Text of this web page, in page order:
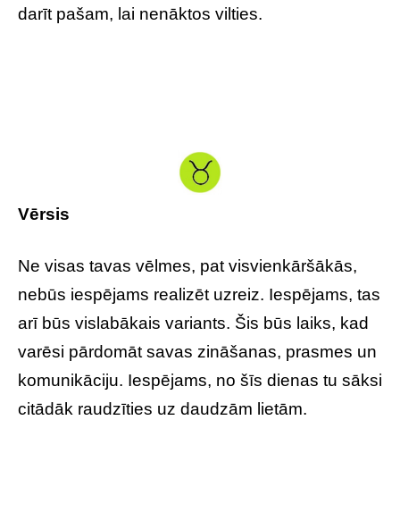
darīt pašam, lai nenāktos vilties.
Vērsis
Ne visas tavas vēlmes, pat visvienkāršākās,
nebūs iespējams realizēt uzreiz. Iespējams, tas
arī būs vislabākais variants. Šis būs laiks, kad
varēsi pārdomāt savas zināšanas, prasmes un
komunikāciju. Iespējams, no šīs dienas tu sāksi
citādāk raudzīties uz daudzām lietām.